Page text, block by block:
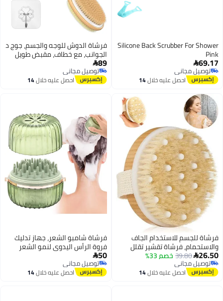
Silicone Back
خلال14
فرشاة الدوش للوجه والجسم، جوج د
الجوانب، مع خطاف، مقبض طويل
باش تحك الضهر، تقشير ناعم وعميق
باش تحسن الدورة الدموية (شعيرات
ناعمة وقاسية)
توصيل مجانياحصل عليه خلال14
اغسطس
الجاف
تقشير تقلل
الدموية
بفضل نتوءات
فرشاة استحمام
33%
خلال14
فرشاة شامبو الشعر، جهاز تدليك
فروة الرأس اليدوي لنمو الشعر
وإزالة القشرة، منظف رأس مقاوم
للماء مع شعيرات سيليكون ناعمة،
مقشر فروة الرأس للعناية بالشعر،
50
توصيل مجانياحصل عليه خلال14
اغسطس